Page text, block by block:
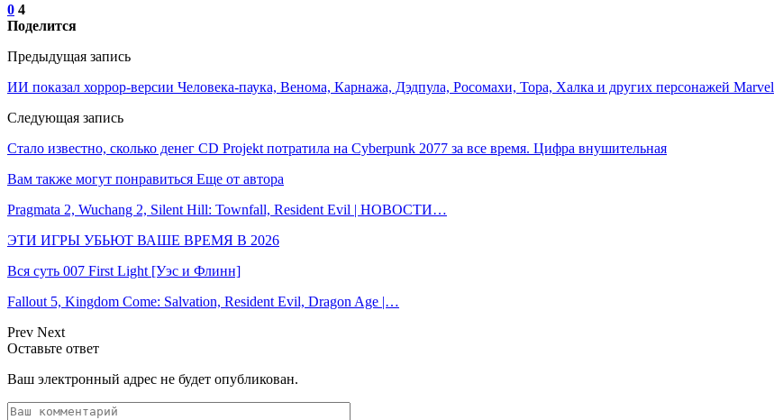
0 4
Поделится
Предыдущая запись
ИИ показал хоррор-версии Человека-паука, Венома, Карнажа, Дэдпула, Росомахи, Тора, Халка и других персонажей Marvel
Следующая запись
Стало известно, сколько денег CD Projekt потратила на Cyberpunk 2077 за все время. Цифра внушительная
Вам также могут понравиться Еще от автора
Pragmata 2, Wuchang 2, Silent Hill: Townfall, Resident Evil | НОВОСТИ…
ЭТИ ИГРЫ УБЬЮТ ВАШЕ ВРЕМЯ В 2026
Вся суть 007 First Light [Уэс и Флинн]
Fallout 5, Kingdom Come: Salvation, Resident Evil, Dragon Age |…
Prev Next
Оставьте ответ
Ваш электронный адрес не будет опубликован.